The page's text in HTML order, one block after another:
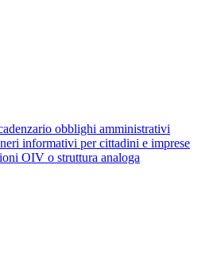
obblighi amministrativi
informativi per cittadini e imprese
OIV o struttura analoga